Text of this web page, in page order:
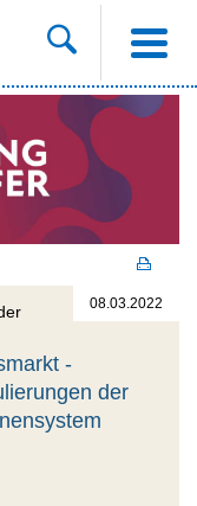
08.03.2022
-
der